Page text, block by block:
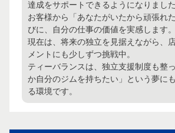
達成をサポートできるようになりました
お客様から「あなたがいたから頑張れ
びに、自分の仕事の価値を実感します。
現在は、将来の独立を見据えながら、
メントにも少しずつ挑戦中。
ティーバランスは、独立支援制度も整
か自分のジムを持ちたい」という夢に
る環境です。